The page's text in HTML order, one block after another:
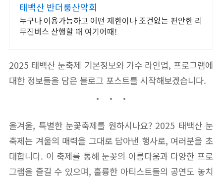
태백산 반더룽산악회
누구나 이용가능하고 어떤 제한이나 조건없는 편안한 리
무진버스 산행할 때 여기어때!
2025 태백산 눈축제 기본정보와 가수 라인업, 프로그램에
대한 정보들을 담은 블로그 포스트를 시작해보겠습니다.
올겨울, 특별한 눈꽃축제를 원하시나요? 2025 태백산 눈
축제는 겨울의 매력을 그대로 담아낸 행사로, 여러분을 초
대합니다. 이 축제를 통해 눈꽃의 아름다움과 다양한 프로
그램을 즐길 수 있으며, 훌륭한 아티스트들의 공연도 놓치